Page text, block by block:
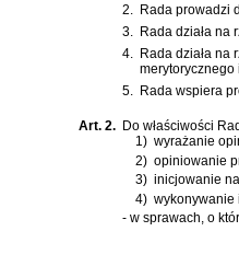
2. Rada prowadzi
3. Rada działa na
4. Rada działa na
5. Rada wspiera
Art. 2. Do właściwości
1) wyrażanie
2) opiniowanie
3) inicjowanie
4) wykonywanie
- w sprawach, o